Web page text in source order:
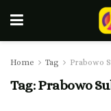
Home Tag Prabowo
Tag:Prabowo